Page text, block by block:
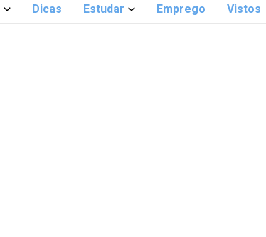
Dicas Estudar Emprego Vistos